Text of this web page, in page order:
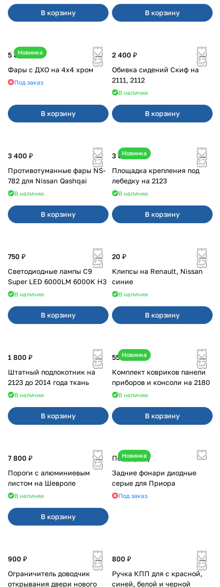
В корзину В корзину
Новинка
5 850 ₽
Фары с ДХО на 4x4 хром
Под заказ
В корзину
2 400 ₽
Обивка сидений Скиф на
2111, 2112
В наличии
В корзину
3 400 ₽
Противотуманные фары NS-
782 для Nissan Qashqai
В наличии
В корзину
Новинка
3 600 ₽
Площадка крепления под
лебедку на 2123
В наличии
В корзину
750 ₽
Светодиодные лампы C9
Super LED 6000LM 6000K H3
В наличии
В корзину
20 ₽
Клипсы на Renault, Nissan
синие
В наличии
В корзину
1 800 ₽
Штатный подлокотник на
2123 до 2014 года ткань
В наличии
В корзину
Новинка
550 ₽
Комплект ковриков панели
приборов и консоли на 2180
В наличии
В корзину
7 800 ₽
Пороги с алюминиевым
листом на Шевроле
В наличии
В корзину
Новинка
По запросу
Задние фонари диодные
серые для Приора
Под заказ
900 ₽
Ограничитель доводчик
открывания двери нового
800 ₽
Ручка КПП для с красной,
синей, белой и черной